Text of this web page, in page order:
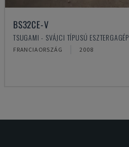
BS32CE-V
TSUGAMI - SVÁJCI TÍPUSÚ ESZTERGAGÉP
FRANCIAORSZÁG 2008